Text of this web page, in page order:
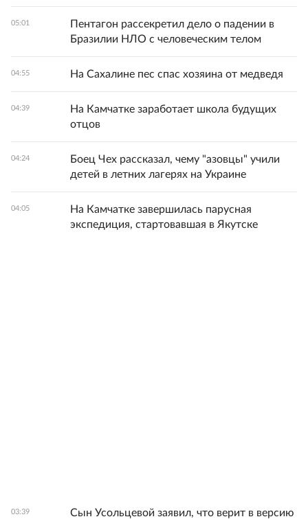
05:01
Пентагон рассекретил дело о падении в
Бразилии НЛО с человеческим телом
04:55 На Сахалине пес спас хозяина от медведя
04:39
На Камчатке заработает школа будущих
отцов
04:24
Боец Чех рассказал, чему "азовцы" учили
детей в летних лагерях на Украине
04:05
На Камчатке завершилась парусная
экспедиция, стартовавшая в Якутске
03:39
Сын Усольцевой заявил, что верит в версию